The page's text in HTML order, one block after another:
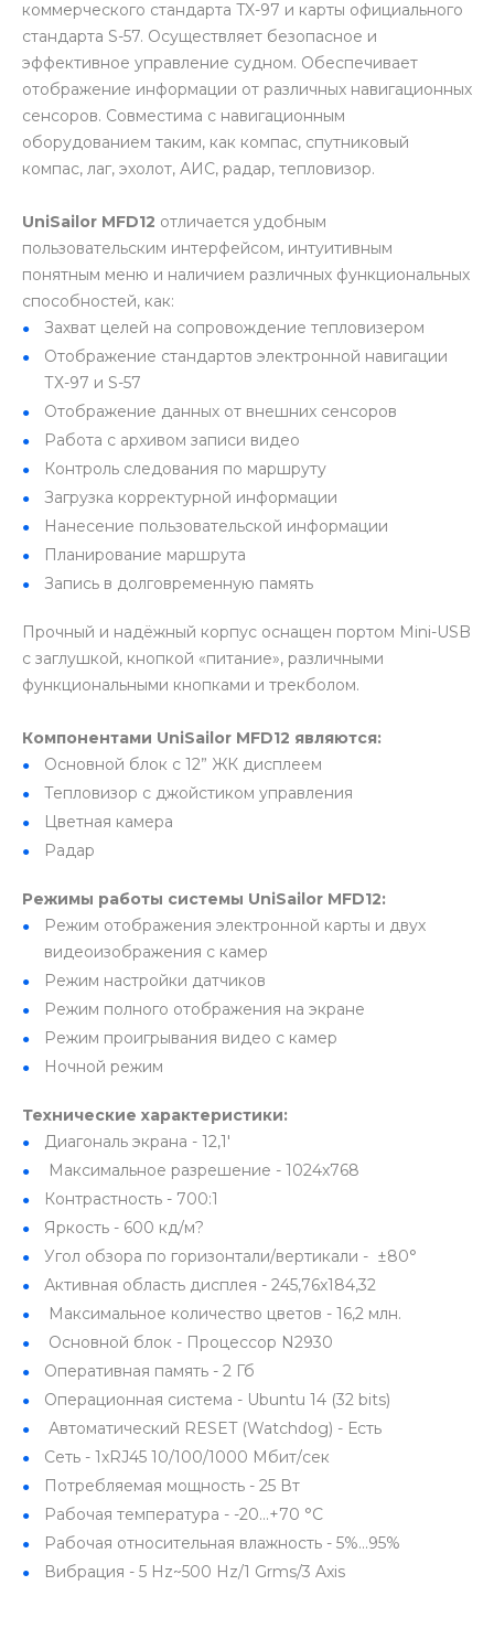
коммерческого стандарта TX-97 и карты официального
стандарта S-57. Осуществляет безопасное и
эффективное управление судном. Обеспечивает
отображение информации от различных навигационных
сенсоров. Совместима с навигационным
оборудованием таким, как компас, спутниковый
компас, лаг, эхолот, АИС, радар, тепловизор.
UniSailor MFD12 отличается удобным
пользовательским интерфейсом, интуитивным
понятным меню и наличием различных функциональных
способностей, как:
Захват целей на сопровождение тепловизером
Отображение стандартов электронной навигации
ТХ-97 и S-57
Отображение данных от внешних сенсоров
Работа с архивом записи видео
Контроль следования по маршруту
Загрузка корректурной информации
Нанесение пользовательской информации
Планирование маршрута
Запись в долговременную память
Прочный и надёжный корпус оснащен портом Mini-USB
с заглушкой, кнопкой «питание», различными
функциональными кнопками и трекболом.
Компонентами UniSailor MFD12 являются:
Основной блок с 12” ЖК дисплеем
Тепловизор с джойстиком управления
Цветная камера
Радар
Режимы работы системы UniSailor MFD12:
Режим отображения электронной карты и двух
видеоизображения с камер
Режим настройки датчиков
Режим полного отображения на экране
Режим проигрывания видео с камер
Ночной режим
Технические характеристики:
Диагональ экрана - 12,1'
Максимальное разрешение - 1024x768
Контрастность - 700:1
Яркость - 600 кд/м?
Угол обзора по горизонтали/вертикали - ±80°
Активная область дисплея - 245,76x184,32
Максимальное количество цветов - 16,2 млн.
Основной блок - Процессор N2930
Оперативная память - 2 Гб
Операционная система - Ubuntu 14 (32 bits)
Автоматический RESET (Watchdog) - Есть
Сеть - 1xRJ45 10/100/1000 Mбит/сек
Потребляемая мощность - 25 Вт
Рабочая температура - -20…+70 °C
Рабочая относительная влажность - 5%...95%
Вибрация - 5 Hz~500 Hz/1 Grms/3 Axis